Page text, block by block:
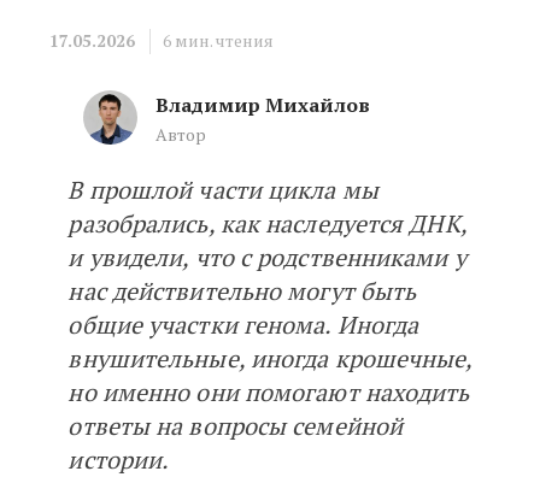
17.05.2026 6 мин. чтения
Владимир Михайлов
Автор
Базовые понятия генетической
В прошлой части цикла мы
разобрались, как наследуется ДНК,
и увидели, что с родственниками у
нас действительно могут быть
общие участки генома. Иногда
внушительные, иногда крошечные,
но именно они помогают находить
ответы на вопросы семейной
истории.